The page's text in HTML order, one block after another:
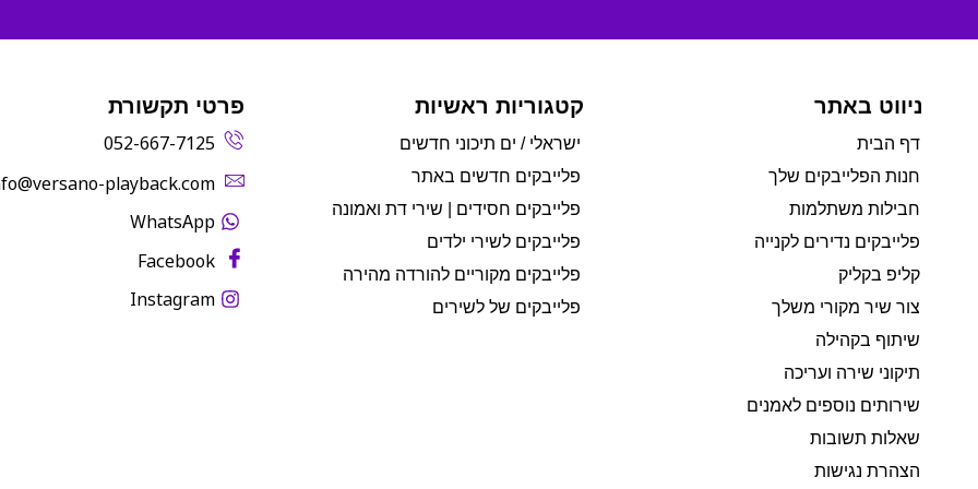
ניווט באתר
דף הבית
חנות הפלייבקים שלך
חבילות משתלמות
פלייבקים נדירים לקנייה
קליפ בקליק
צור שיר מקורי משלך
שיתוף בקהילה
תיקוני שירה ועריכה
שירותים נוספים לאמנים
שאלות תשובות
הצהרת נגישות
קטגוריות ראשיות
ישראלי / ים תיכוני חדשים
פלייבקים חדשים באתר
פלייבקים חסידים | שירי דת ואמונה
פלייבקים לשירי ילדים
פלייבקים מקוריים להורדה מהירה
פלייבקים של לשירים
פרטי תקשורת
052-667-7125
playback.com‬
WhatsApp
Facebook
Instagram